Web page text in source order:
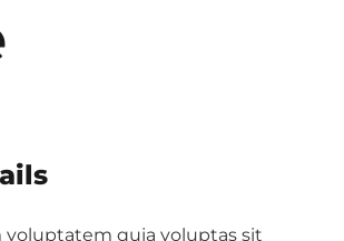
voluptatem quia voluptas sit